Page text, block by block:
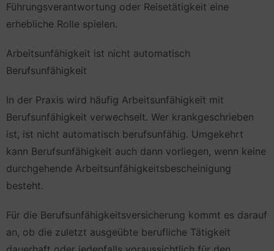
Führungsverantwortung oder Reisetätigkeit eine
erhebliche Rolle spielen.
Arbeitsunfähigkeit ist nicht automatisch
Berufsunfähigkeit
In der Praxis wird häufig Arbeitsunfähigkeit mit
Berufsunfähigkeit verwechselt. Wer krankgeschrieben
ist, ist nicht automatisch berufsunfähig. Umgekehrt
kann Berufsunfähigkeit auch dann vorliegen, wenn keine
durchgehende Arbeitsunfähigkeitsbescheinigung
besteht.
Für die Berufsunfähigkeitsversicherung kommt es darauf
an, ob die zuletzt ausgeübte berufliche Tätigkeit